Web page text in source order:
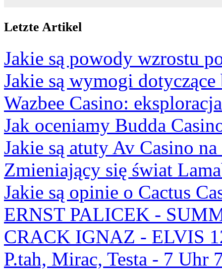
Letzte Artikel
Jakie są powody wzrostu
Jakie są wymogi
Wazbee Casino:
Jak oceniamy Budda
Jakie są atuty Av Casino
Zmieniający się świat
Jakie są opinie o Cactus
ERNST PALICEK -
CRACK IGNAZ - ELVIS
P.tah, Mirac, Testa - 7